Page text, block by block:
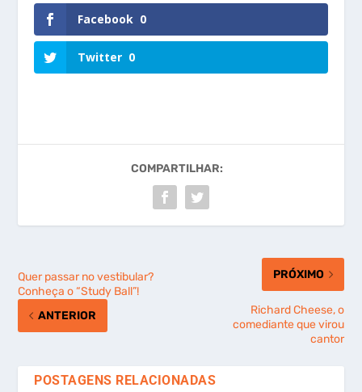
Facebook 0
Twitter 0
COMPARTILHAR:
Quer passar no vestibular?
Conheça o “Study Ball”!
ANTERIOR
PRÓXIMO
Richard Cheese, o
comediante que virou
cantor
POSTAGENS RELACIONADAS